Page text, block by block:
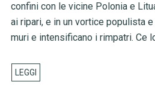
confini con le vicine Polonia e
ai ripari, e in un vortice populista
muri e intensificano i rimpatri. Ce